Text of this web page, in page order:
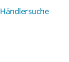
Händlersuche